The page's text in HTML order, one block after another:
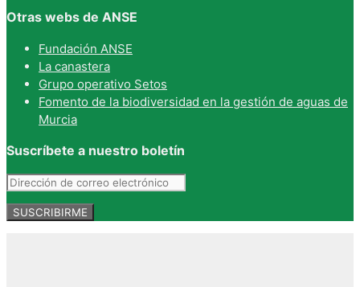
Otras webs de ANSE
Fundación ANSE
La canastera
Grupo operativo Setos
Fomento de la biodiversidad en la gestión de aguas de
Murcia
Suscríbete a nuestro boletín